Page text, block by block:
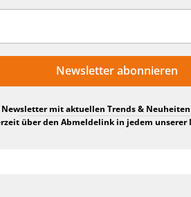
Newsletter abonnieren
Newsletter mit aktuellen Trends &
über den Abmeldelink in jedem unserer